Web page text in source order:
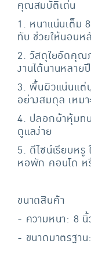
คุณสมบัติเด่น
1. หนาแน่นเต็ม
ทับ ช่วยให้นอนห
2. วัสดุใยอัดคุณ
งานได้นานหลายปี
3. พื้นผิวแน่นแต่
อย่างสมดุล เหม
4. ปลอกผ้าหุ้มท
ดูแลง่าย
5. ดีไซน์เรียบหรู
หอพัก คอนโด ห
ขนาดสินค้า
- ความหนา: 8 นิ้
- ขนาดมาตรฐ